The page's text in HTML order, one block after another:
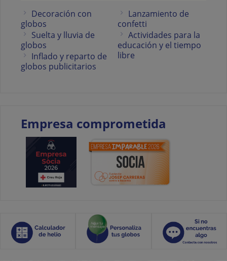
Decoración con
globos
Suelta y lluvia de
globos
Inflado y reparto de
globos publicitarios
Lanzamiento de
confetti
Actividades para la
educación y el tiempo
libre
Empresa comprometida